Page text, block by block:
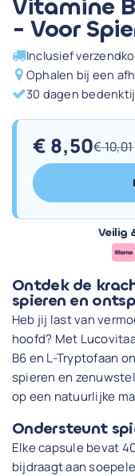
Vitamine
- Voor
Inclusief
Ophalen bij een
30 dagen
€10,01
prijs
was:
€ 10,01.
€ 8,50
Huidige
prijs
is:
€ 8,50.
Veilig
Ontdek de
spieren en
Heb jij last van
hoofd? Met
B6 en L-Tryptofaan
spieren en
op een natuurlijke
Ondersteunt
Elke capsule bevat
bijdraagt aan